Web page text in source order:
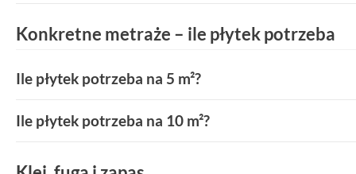
Konkretne metraże – ile płytek potrzeba
Ile płytek potrzeba na 5 m²?
Ile płytek potrzeba na 10 m²?